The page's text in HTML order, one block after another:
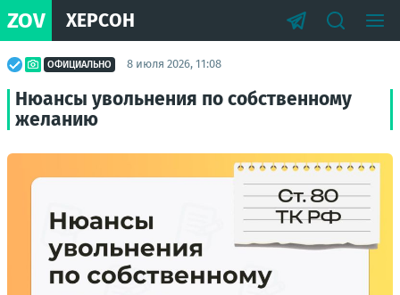
ZOV ХЕРСОН
ОФИЦИАЛЬНО 8 июля 2026, 11:08
Нюансы увольнения по собственному
желанию